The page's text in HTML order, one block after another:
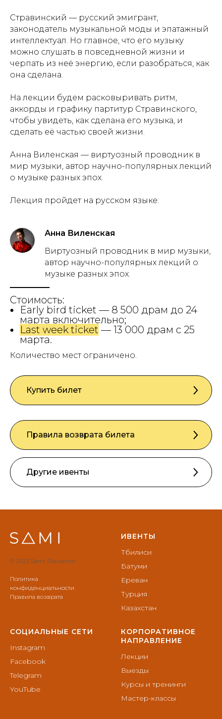
Стравинский — русский эмигрант,
законодатель музыкальной моды и эпатажный
интеллектуал. Но главное, что его музыку
можно слушать в повседневной жизни и
черпать из неё энергию, если разобраться, как
она сделана.
На лекции будем расковыривать ритм,
аккорды и графику партитур Стравинского,
чтобы увидеть, как сделана его музыка, и
сделать её частью своей жизни.
Анна Виленская — виртуозный проводник в
мир музыки, автор научно-популярных лекций
о музыке разных эпох.
Лекция пройдет на русском языке.
Анна Виленская
Виртуозный проводник в мир музыки,
автор научно-популярных лекций о
музыке разных эпох.
Стоимость:
Early bird ticket — 8 500 драм до 24
марта включительно;
Last week ticket — 13 000 драм с 25
марта.
Количество мест ограничено.
Купить билет
Правила возврата билета
Другие ивенты
© 2023 Sami Residence
Политика
конфиденциальности
Правила возврата
ИВЕНТЫ
Тбилиси
Батуми
Ереван
Турция
Казахстан
СОЦИАЛЬНЫЕ СЕТИ
Instagram
Facebook
Telegram
YouTube
КОРПОРАТИВНОЕ
НАПРАВЛЕНИЕ
Лекции
Выезды
Курсы и тренинги
Мастер-классы